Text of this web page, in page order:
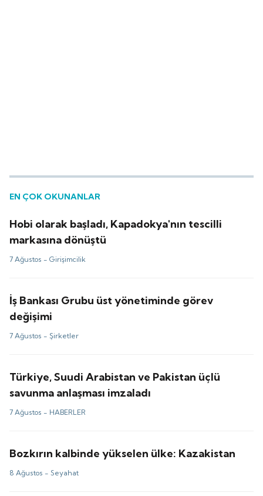
EN ÇOK OKUNANLAR
Hobi olarak başladı, Kapadokya'nın tescilli
markasına dönüştü
7 Ağustos -Girişimcilik
İş Bankası Grubu üst yönetiminde görev
değişimi
7 Ağustos -Şirketler
Türkiye, Suudi Arabistan ve Pakistan üçlü
savunma anlaşması imzaladı
7 Ağustos - HABERLER
Bozkırın kalbinde yükselen ülke: Kazakistan
8 Ağustos -Seyahat